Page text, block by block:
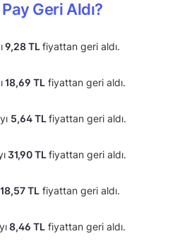
Geri Aldı?
9,28 TLfiyattan geri aldı.
18,69 TL fiyattan geri aldı.
5,64 TLfiyattan geri aldı.
31,90 TLfiyattan geri aldı.
18,57 TL fiyattan geri aldı.
8,46 TL fiyattan geri aldı.